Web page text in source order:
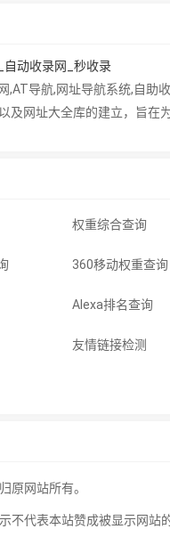
动收录网_秒收录
,AT导航,网址导航系统,自助
及网址大全库的建立，旨在
权重综合查询
360移动权重查询
Alexa排名查询
友情链接检测
原网站所有。
不代表本站赞成被显示网站